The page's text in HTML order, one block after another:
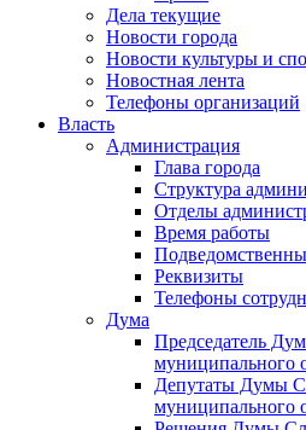
Дела текущие
Новости города
Новости культуры и
Новостная лента
Телефоны организаций
Власть
Администрация
Глава города
Структура
Отделы
Время работы
Реквизиты
Телефоны
Дума
Председатель
муниципального
Депутаты Думы
муниципального